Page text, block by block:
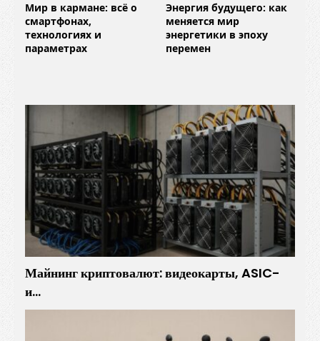
Мир в кармане: всё о
смартфонах,
технологиях и
параметрах
Энергия будущего: как
меняется мир
энергетики в эпоху
перемен
Майнинг криптовалют: видеокарты, ASIC-
и…